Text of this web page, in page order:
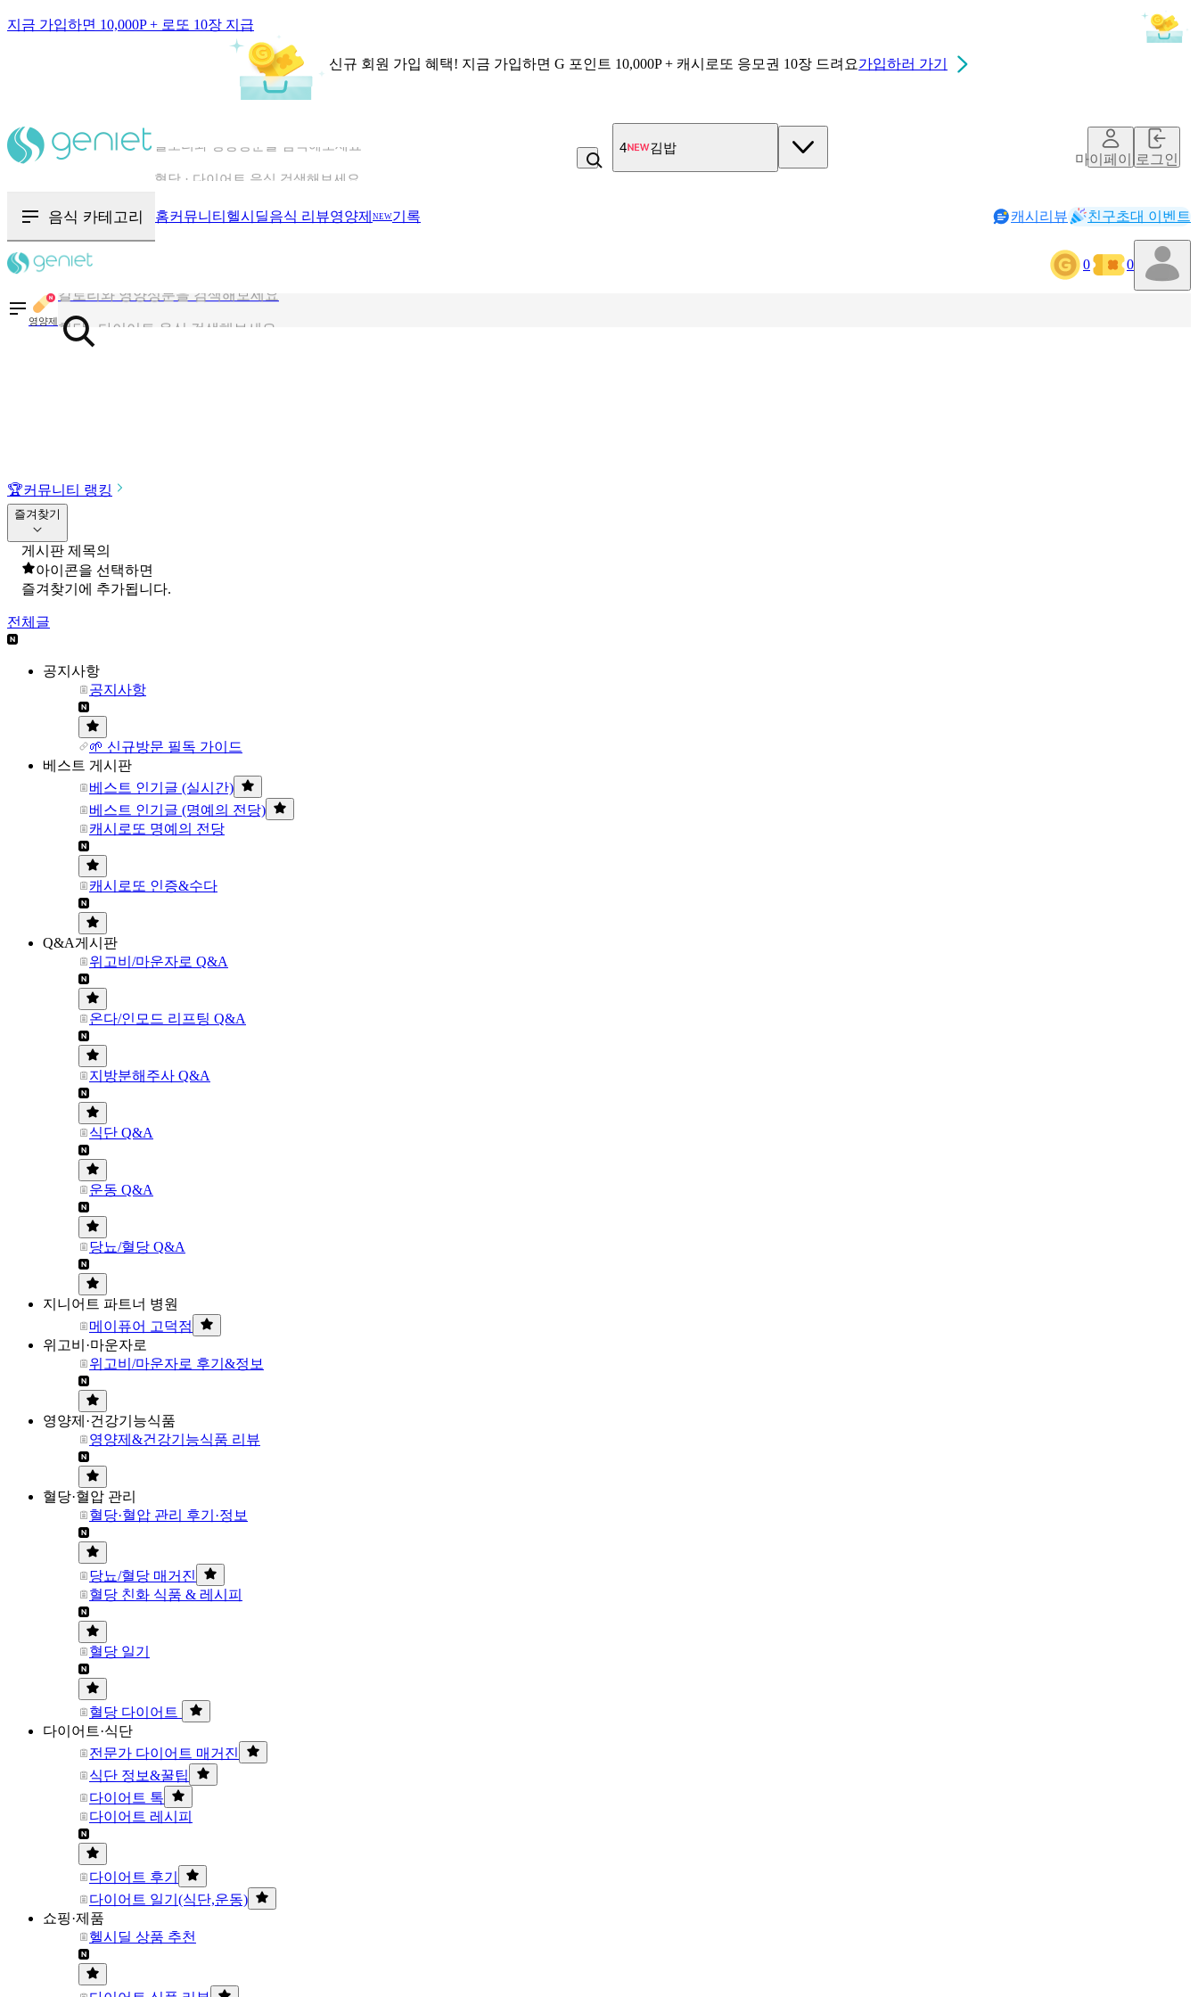
지금 가입하면 10,000P + 로또 10장 지급
신규 회원 가입 혜택! 지금 가입하면 G 포인트 10,000P + 캐시로또 응모권 10장 드려요가입하러 가기
4 김밥
마이페이지로그인
음식 카테고리 홈커뮤니티 헬시딜음식 리뷰영양제 NEW기록 캐시리뷰 친구초대 이벤트
0 0
영양제
음식 · 영양제 리뷰를 찾아보세요
🏆커뮤니티 랭킹
즐겨찾기
게시판 제목의
아이콘을 선택하면
즐겨찾기에 추가됩니다.
전체글
공지사항
공지사항
🌱 신규방문 필독 가이드
베스트 게시판
베스트 인기글 (실시간)
베스트 인기글 (명예의 전당)
캐시로또 명예의 전당
캐시로또 인증&수다
Q&A게시판
위고비/마운자로 Q&A
온다/인모드 리프팅 Q&A
지방분해주사 Q&A
식단 Q&A
운동 Q&A
당뇨/혈당 Q&A
지니어트 파트너 병원
메이퓨어 고덕점
위고비·마운자로
위고비/마운자로 후기&정보
영양제·건강기능식품
영양제&건강기능식품 리뷰
혈당·혈압 관리
혈당·혈압 관리 후기·정보
당뇨/혈당 매거진
혈당 친화 식품 & 레시피
혈당 일기
혈당 다이어트
다이어트·식단
전문가 다이어트 매거진
식단 정보&꿀팁
다이어트 톡
다이어트 레시피
다이어트 후기
다이어트 일기(식단,운동)
쇼핑·제품
헬시딜 상품 추천